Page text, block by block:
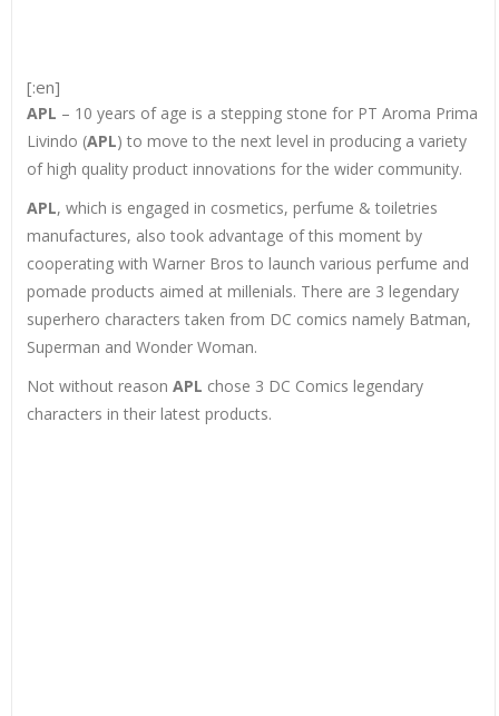
[:en]
APL – 10 years of age is a stepping stone for PT Aroma Prima
Livindo (APL) to move to the next level in producing a variety
of high quality product innovations for the wider community.
APL, which is engaged in cosmetics, perfume & toiletries
manufactures, also took advantage of this moment by
cooperating with Warner Bros to launch various perfume and
pomade products aimed at millenials. There are 3 legendary
superhero characters taken from DC comics namely Batman,
Superman and Wonder Woman.
Not without reason APL chose 3 DC Comics legendary
characters in their latest products.